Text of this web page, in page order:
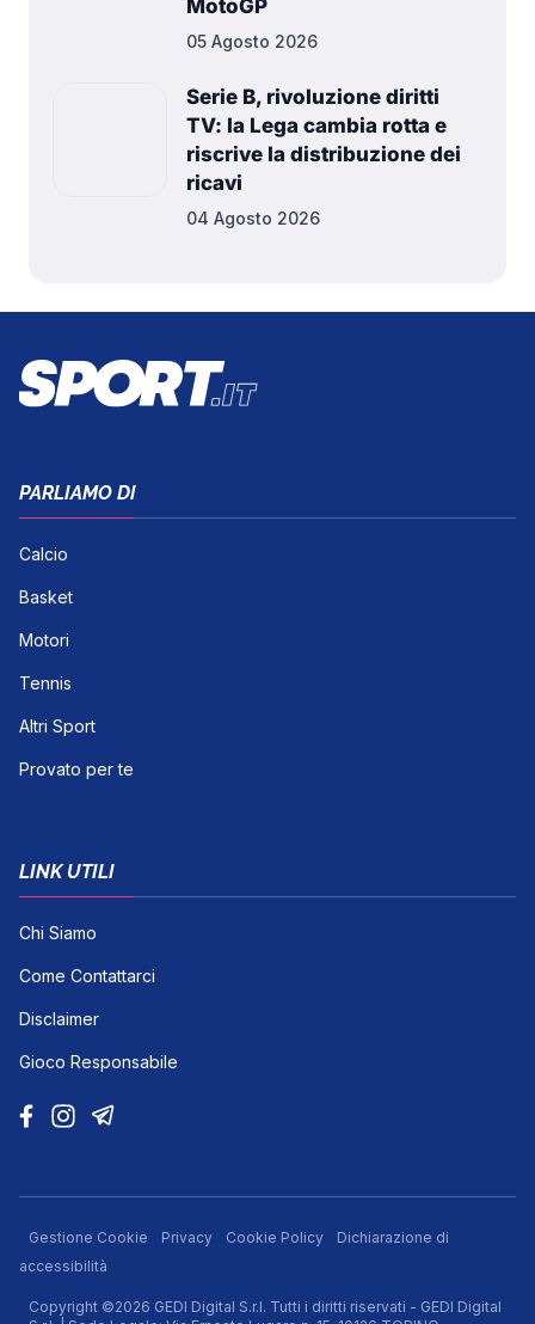
MotoGP
05 Agosto 2026
Serie B, rivoluzione diritti
TV: la Lega cambia rotta e
riscrive la distribuzione dei
ricavi
04 Agosto 2026
PARLIAMO DI
Calcio
Basket
Motori
Tennis
Altri Sport
Provato per te
LINK UTILI
Chi Siamo
Come Contattarci
Disclaimer
Gioco Responsabile
Gestione Cookie Privacy Cookie Policy
Dichiarazione di
accessibilità
Copyright ©2026 GEDI Digital S.r.l. Tutti i diritti riservati - GEDI Digital